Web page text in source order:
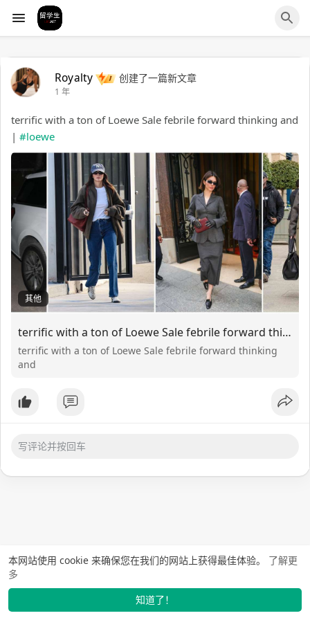
本网站使用 cookie 来确保您在我们的网站上获得最佳体验。 了解更
多
知道了！
Royalty 创建了一篇新文章
1 年
terrific with a ton of Loewe Sale febrile forward thinking and
| #loewe
其他
terrific with a ton of Loewe Sale febrile forward thinking and
terrific with a ton of Loewe Sale febrile forward thinking
and
发布